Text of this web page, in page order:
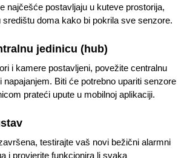
najčešće postavljaju u kuteve prostorija,
središtu doma kako bi pokrila sve senzore.
jedinicu (hub)
i kamere postavljeni, povežite centralnu
napajanjem. Biti će potrebno upariti senzore
prateći upute u mobilnoj aplikaciji.
testirajte vaš novi bežični alarmni
i provjerite funkcionira li svaka